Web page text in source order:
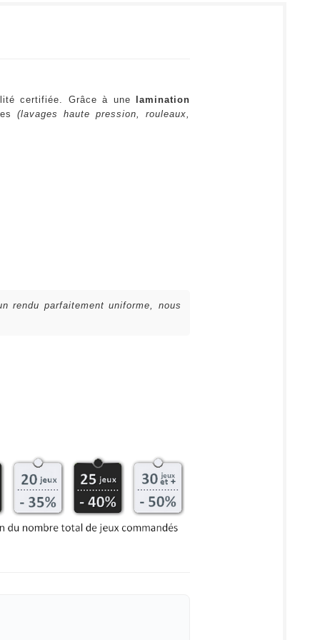
certifiée. Grâce à une
lamination
(lavages haute pression, rouleaux,
parfaitement uniforme, nous